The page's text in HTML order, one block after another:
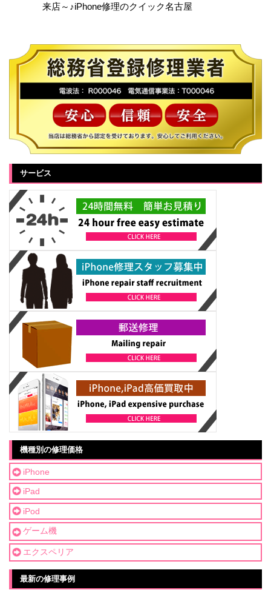
来店～♪iPhone修理のクイック名古屋
サービス
機種別の修理価格
iPhone
iPad
iPod
ゲーム機
エクスペリア
最新の修理事例